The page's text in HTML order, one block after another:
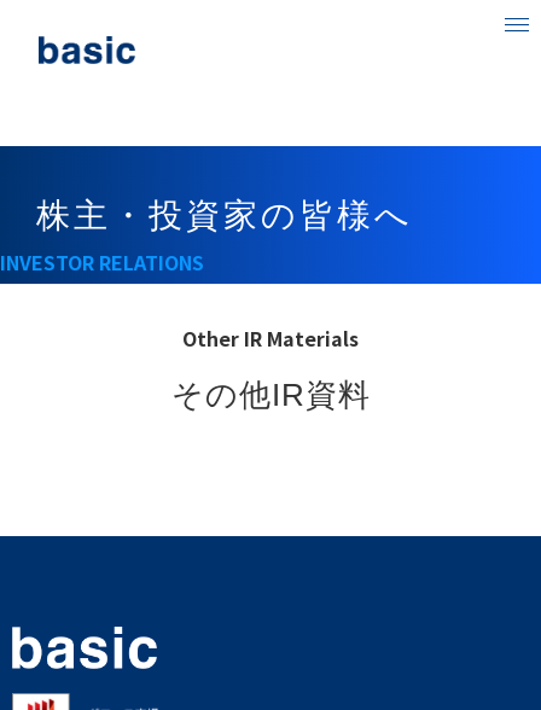
目指す社会
採用情報
株主・投資家の皆様へ
INVESTOR RELATIONS
Other IR Materials
その他IR資料